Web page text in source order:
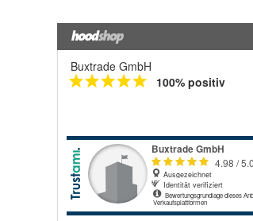
Buxtrade GmbH
100% positiv